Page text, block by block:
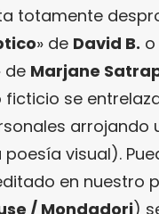
totamente
» de David B. o
de Marjane
ficticio se
arrojando
visual).
en nuestro
/ Mondadori)